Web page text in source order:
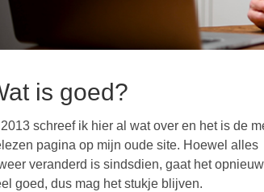
is goed?
2013 schreef ik hier al wat over en het is de
pagina op mijn oude site. Hoewel alles
veranderd is sindsdien, gaat het opnieuw
goed, dus mag het stukje blijven.